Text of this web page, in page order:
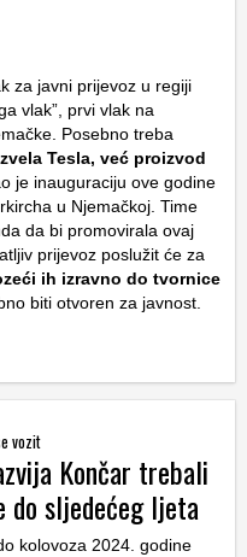
za javni prijevoz u regiji
vlak”, prvi vlak na
Posebno treba
Tesla, već proizvod
je inauguraciju ove godine
u Njemačkoj. Time
da bi promovirala ovaj
prijevoz poslužit će za
ih izravno do tvornice
biti otvoren za javnost.
vozit
Končar trebali
sljedećeg ljeta
kolovoza 2024. godine